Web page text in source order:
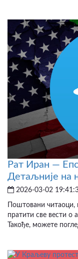
Рат Иран —
Детаљније на
2026-03-02
Поштовани
пратити све вести о
Такође, можете